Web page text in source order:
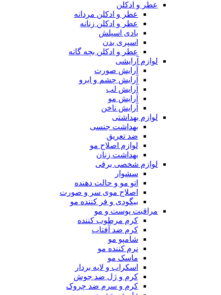
عطر و ادکلن
عطر و ادکلن مردانه
عطر و ادکلن زنانه
بادی اسپلش
اسپری بدن
عطر و ادکلن بچه گانه
لوازم آرایشی
آرایش صورت
آرایش چشم و ابرو
آرایش لب
آرایش مو
آرایش ناخن
لوازم بهداشتی
بهداشت جنسی
ضد تعریق
لوازم اصلاح مو
بهداشت زنان
لوازم شخصی برقی
سشوار
اتو مو و حالت دهنده
اصلاح موی سر و صورت
بیگودی و فر کننده مو
مراقبت پوست و مو
کرم مرطوب کننده
کرم ضد آفتاب
شامپو مو
نرم کننده مو
ماسک مو
اسکراب و لایه بردار
کرم و ژل ضد جوش
کرم و سرم ضد چروک